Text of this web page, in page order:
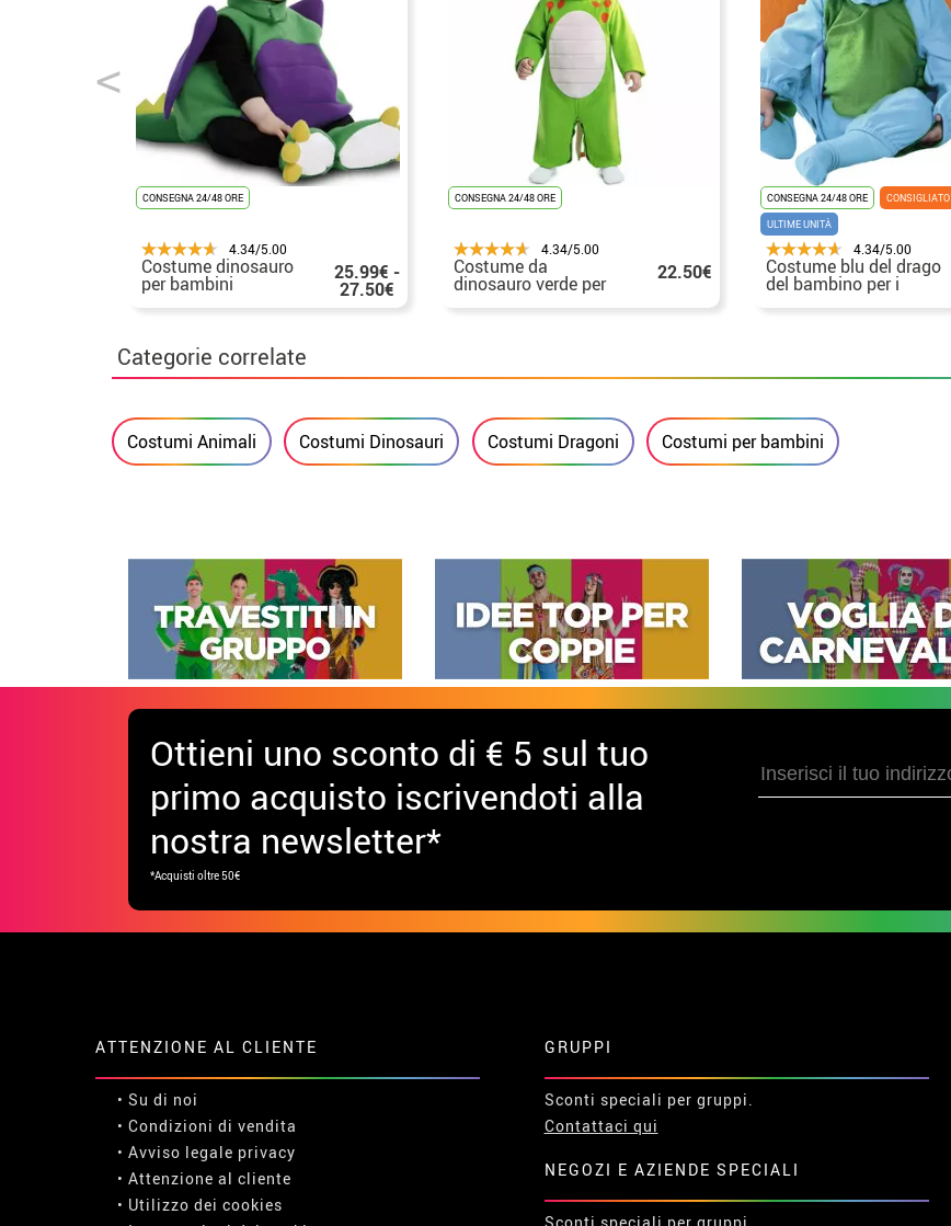
CONSEGNA 24/48 ORE
4.34/5.00
Costume dinosauro
per bambini 25.99€ -
27.50€
CONSEGNA 24/48 ORE
4.34/5.00
Costume da
dinosauro verde per 22.50€
CONSEGNA 24/48 ORE
CONSIGLIATO
ULTIME UNITÀ
4.34/5.00
Costume blu del drago
del bambino per i
Categorie correlate
Costumi Animali Costumi Dinosauri Costumi Dragoni Costumi per bambini
Ottieni uno sconto di € 5 sul tuo
primo acquisto iscrivendoti alla
nostra newsletter*
*Acquisti oltre 50€
ATTENZIONE AL CLIENTE
• Su di noi
• Condizioni di vendita
• Avviso legale privacy
• Attenzione al cliente
• Utilizzo dei cookies
GRUPPI
Sconti speciali per gruppi.
Contattaci qui
NEGOZI E AZIENDE SPECIALI
Sconti speciali per gruppi.